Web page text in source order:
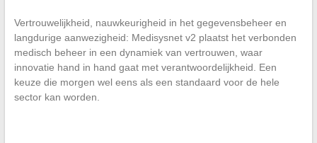
Vertrouwelijkheid, nauwkeurigheid in het gegevensbeheer en
langdurige aanwezigheid: Medisysnet v2 plaatst het verbonden
medisch beheer in een dynamiek van vertrouwen, waar
innovatie hand in hand gaat met verantwoordelijkheid. Een
keuze die morgen wel eens als een standaard voor de hele
sector kan worden.